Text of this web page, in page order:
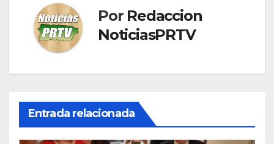
Por Redaccion
NoticiasPRTV
Entrada relacionada